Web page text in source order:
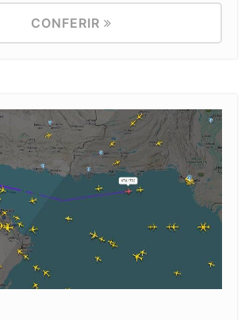
CONFERIR